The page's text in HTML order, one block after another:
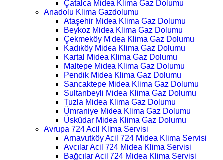
Çatalca Midea Klima Gaz Dolumu
Anadolu Klima Gazdolumu
Ataşehir Midea Klima Gaz Dolumu
Beykoz Midea Klima Gaz Dolumu
Çekmeköy Midea Klima Gaz Dolumu
Kadıköy Midea Klima Gaz Dolumu
Kartal Midea Klima Gaz Dolumu
Maltepe Midea Klima Gaz Dolumu
Pendik Midea Klima Gaz Dolumu
Sancaktepe Midea Klima Gaz Dolumu
Sultanbeyli Midea Klima Gaz Dolumu
Tuzla Midea Klima Gaz Dolumu
Ümraniye Midea Klima Gaz Dolumu
Üsküdar Midea Klima Gaz Dolumu
Avrupa 724 Acil Klima Servisi
Arnavutköy Acil 724 Midea Klima Servisi
Avcılar Acil 724 Midea Klima Servisi
Bağcılar Acil 724 Midea Klima Servisi